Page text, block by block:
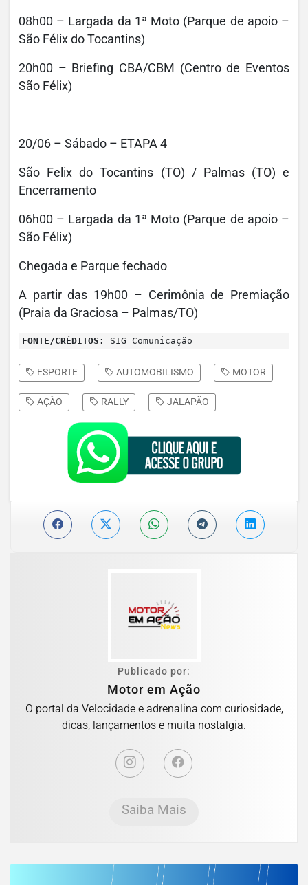
08h00 – Largada da 1ª Moto (Parque de apoio –
São Félix do Tocantins)
20h00 – Briefing CBA/CBM (Centro de Eventos
São Félix)
20/06 – Sábado – ETAPA 4
São Felix do Tocantins (TO) / Palmas (TO) e
Encerramento
06h00 – Largada da 1ª Moto (Parque de apoio –
São Félix)
Chegada e Parque fechado
A partir das 19h00 – Cerimônia de Premiação
(Praia da Graciosa – Palmas/TO)
FONTE/CRÉDITOS: SIG Comunicação
ESPORTE AUTOMOBILISMO MOTOR
AÇÃO RALLY JALAPÃO
Publicado por:
Motor em Ação
O portal da Velocidade e adrenalina com curiosidade,
dicas, lançamentos e muita nostalgia.
Saiba Mais